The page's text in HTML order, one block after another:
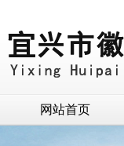
网站首页